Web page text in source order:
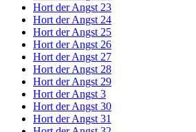
Hort der Angst 23
Hort der Angst 24
Hort der Angst 25
Hort der Angst 26
Hort der Angst 27
Hort der Angst 28
Hort der Angst 29
Hort der Angst 3
Hort der Angst 30
Hort der Angst 31